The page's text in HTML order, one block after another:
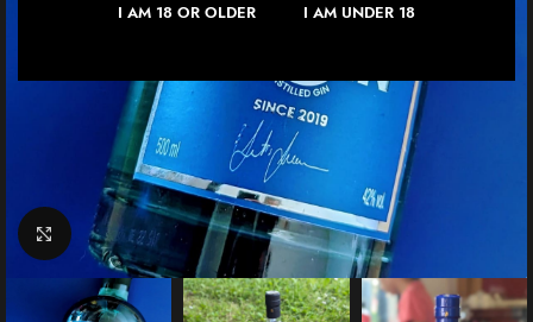
I AM 18 OR OLDER I AM UNDER 18
Clicca per ingrandire